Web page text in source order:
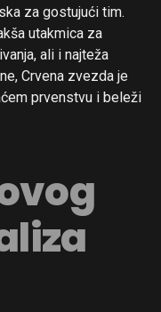
za gostujući tim.
utakmica za
ali i najteža
Crvena zvezda je
prvenstvu i beleži